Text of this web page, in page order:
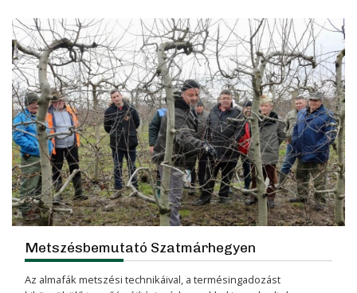
Metszésbemutató Szatmárhegyen
Az almafák metszési technikáival, a termésingadozást